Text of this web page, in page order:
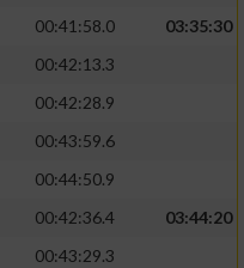
00:41:58.0
03:35:30
00:42:13.3
00:42:28.9
00:43:59.6
00:44:50.9
00:42:36.4
03:44:20
00:43:29.3